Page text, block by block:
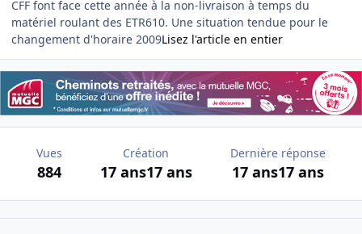
CFF font face cette année à la non-livraison à temps du
matériel roulant des ETR610. Une situation tendue pour le
changement d'horaire 2009Lisez l'article en entier
Vues
884
Création
17 ans17 ans
Dernière réponse
17 ans17 ans